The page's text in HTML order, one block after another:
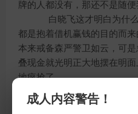
成人内容警告！
牌的人都没有，那还不是随
白晓飞这才明白为什么
都是抱着借机赢钱的目的而
本来戒备森严警卫如云，可
叠现金就光明正大地摆在明
地疯抢了。
就在这时，白晓飞口袋